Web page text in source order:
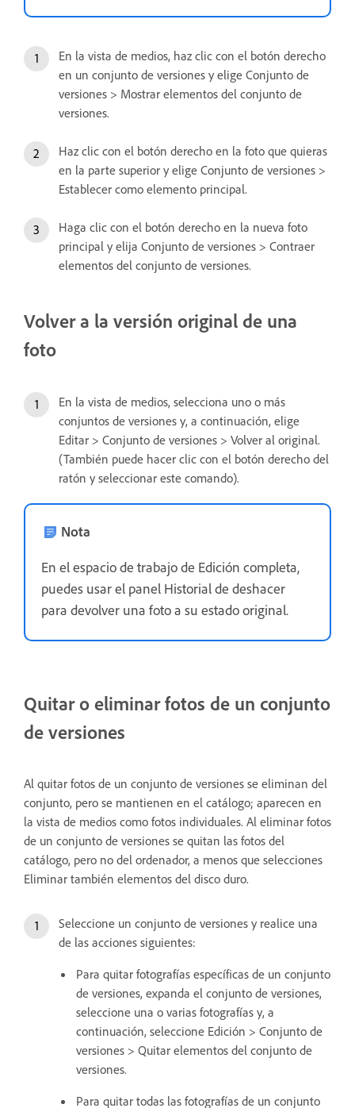
En la vista de medios, haz clic con el botón derecho
en un conjunto de versiones y elige Conjunto de
versiones > Mostrar elementos del conjunto de
versiones.
Haz clic con el botón derecho en la foto que quieras
en la parte superior y elige Conjunto de versiones >
Establecer como elemento principal.
Haga clic con el botón derecho en la nueva foto
principal y elija Conjunto de versiones > Contraer
elementos del conjunto de versiones.
Volver a la versión original de una
foto
En la vista de medios, selecciona uno o más
conjuntos de versiones y, a continuación, elige
Editar > Conjunto de versiones > Volver al original.
(También puede hacer clic con el botón derecho del
ratón y seleccionar este comando).
Nota
En el espacio de trabajo de Edición completa,
puedes usar el panel Historial de deshacer
para devolver una foto a su estado original.
Quitar o eliminar fotos de un conjunto
de versiones
Al quitar fotos de un conjunto de versiones se eliminan del
conjunto, pero se mantienen en el catálogo; aparecen en
la vista de medios como fotos individuales. Al eliminar fotos
de un conjunto de versiones se quitan las fotos del
catálogo, pero no del ordenador, a menos que selecciones
Eliminar también elementos del disco duro.
Seleccione un conjunto de versiones y realice una
de las acciones siguientes:
Para quitar fotografías específicas de un conjunto
de versiones, expanda el conjunto de versiones,
seleccione una o varias fotografías y, a
continuación, seleccione Edición > Conjunto de
versiones > Quitar elementos del conjunto de
versiones.
Para quitar todas las fotografías de un conjunto